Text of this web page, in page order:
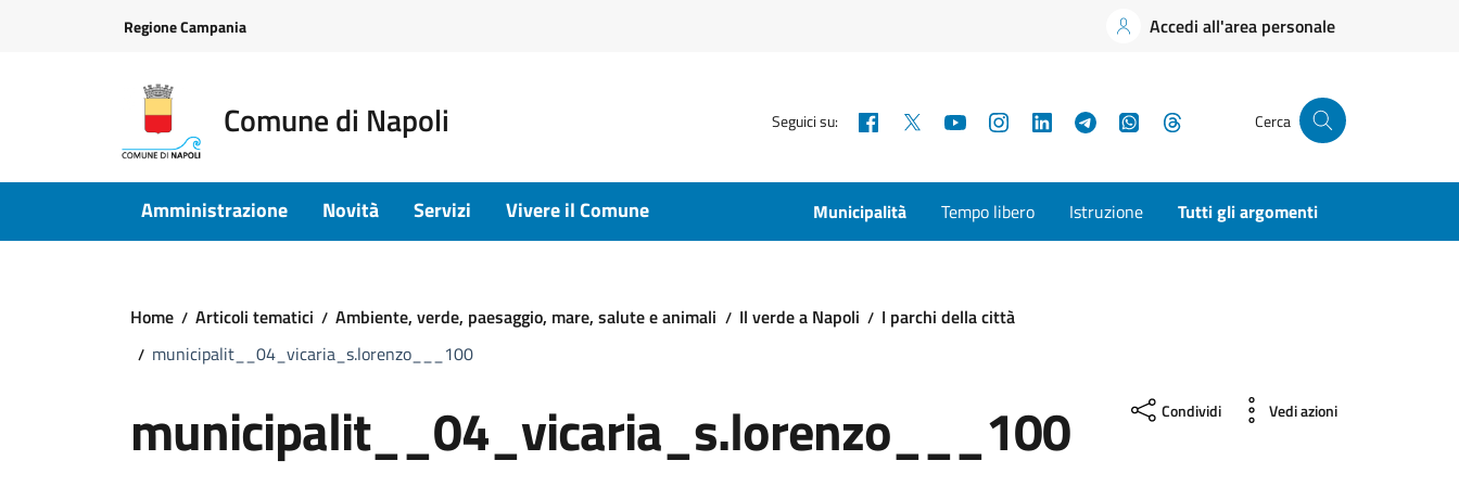
Regione Campania Accedi all'area personale
Comune di Napoli Seguici su: Facebook YouTubeInstagramLinkedInTelegramWhatsApp Cerca
Amministrazione Novità Servizi Vivere il Comune Municipalità Tempo libero Istruzione Tutti gli argomenti
Home Articoli tematici Ambiente, verde, paesaggio, mare, salute e animali Il verde a Napoli
I parchi della città
municipalit__04_vicaria_s.lorenzo___100
municipalit__04_vicaria_s.lorenzo___100 Condividi Vedi azioni